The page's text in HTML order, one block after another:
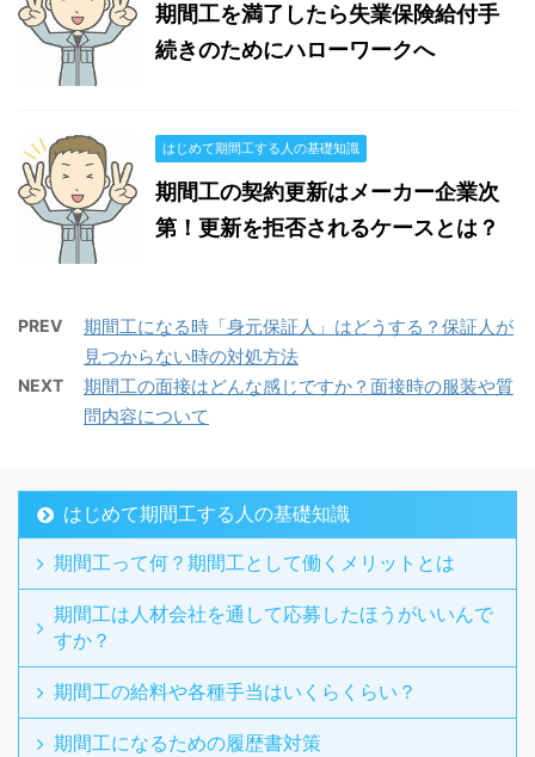
期間工を満了したら失業保険給付手
続きのためにハローワークへ
はじめて期間工する人の基礎知識
期間工の契約更新はメーカー企業次
第！更新を拒否されるケースとは？
PREV
期間工になる時「身元保証人」はどうする？保証人が
見つからない時の対処方法
NEXT
期間工の面接はどんな感じですか？面接時の服装や質
問内容について
はじめて期間工する人の基礎知識
期間工って何？期間工として働くメリットとは
期間工は人材会社を通して応募したほうがいいんで
すか？
期間工の給料や各種手当はいくらくらい？
期間工になるための履歴書対策